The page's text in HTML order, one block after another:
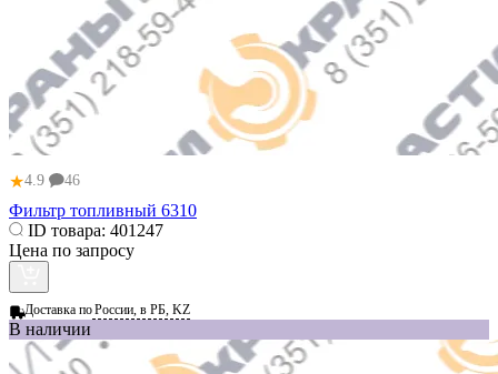
★4.9 46
Фильтр топливный 6310
ID товара: 401247
Цена по запросу
Доставка поРоссии, в РБ, KZ
В наличии